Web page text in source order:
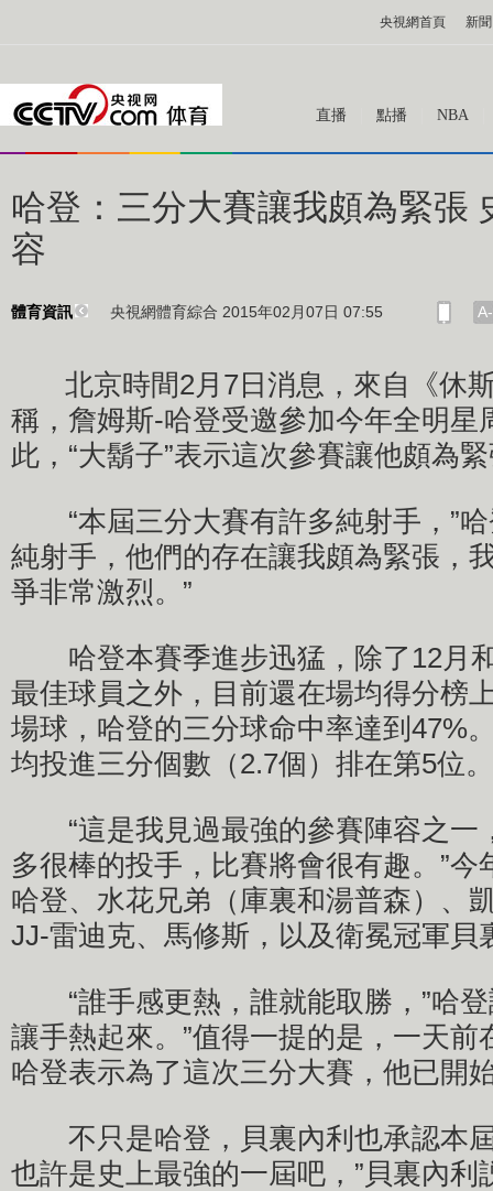
央視網首頁 新聞
直播 點播 NBA
哈登：三分大賽讓我頗為緊張
容
體育資訊 央視網體育綜合 2015年02月07日 07:55 A-
北京時間2月7日消息，來自《休
稱，詹姆斯-哈登受邀參加今年全明星
此，“大鬍子”表示這次參賽讓他頗為
“本屆三分大賽有許多純射手，”哈
純射手，他們的存在讓我頗為緊張，
爭非常激烈。”
哈登本賽季進步迅猛，除了12月
最佳球員之外，目前還在場均得分榜
場球，哈登的三分球命中率達到47%
均投進三分個數（2.7個）排在第5位。
“這是我見過最強的參賽陣容之一
多很棒的投手，比賽將會很有趣。”
哈登、水花兄弟（庫裏和湯普森）、
JJ-雷迪克、馬修斯，以及衛冕冠軍貝
“誰手感更熱，誰就能取勝，”哈登
讓手熱起來。”值得一提的是，一天前
哈登表示為了這次三分大賽，他已開
不只是哈登，貝裏內利也承認本屆
也許是史上最強的一屆吧，”貝裏內利